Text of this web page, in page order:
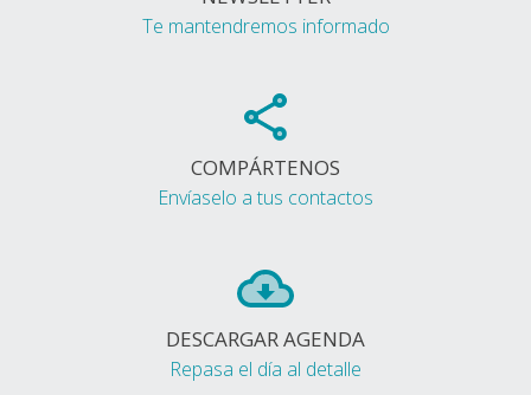
Te mantendremos informado
COMPÁRTENOS
Envíaselo a tus contactos
DESCARGAR AGENDA
Repasa el día al detalle